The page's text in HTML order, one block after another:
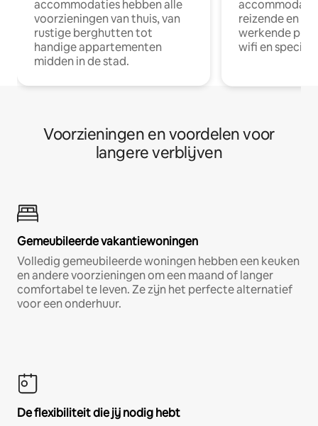
accommodaties hebben alle
voorzieningen van thuis, van
rustige berghutten tot
handige appartementen
midden in de stad.
reizende en
werkende
wifi en
Voorzieningen en voordelen voor
langere verblijven
Gemeubileerde vakantiewoningen
Volledig gemeubileerde woningen hebben een keuken
en andere voorzieningen om een maand of langer
comfortabel te leven. Ze zijn het perfecte alternatief
voor een onderhuur.
De flexibiliteit die jij nodig hebt